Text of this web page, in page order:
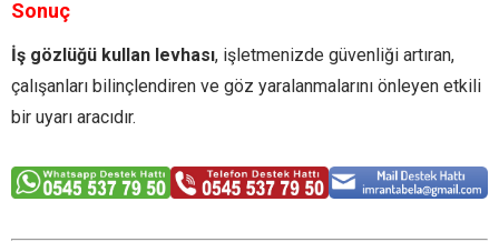
Sonuç
İş gözlüğü kullan levhası, işletmenizde güvenliği artıran,
çalışanları bilinçlendiren ve göz yaralanmalarını önleyen etkili
bir uyarı aracıdır.